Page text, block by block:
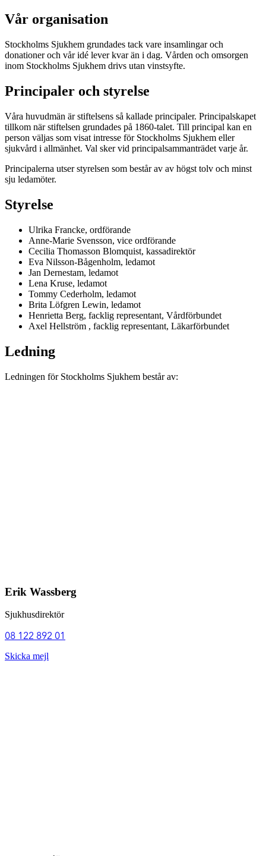
Vår organisation
Stockholms Sjukhem grundades tack vare insamlingar och
donationer och vår idé lever kvar än i dag. Vården och omsorgen
inom Stockholms Sjukhem drivs utan vinstsyfte.
Principaler och styrelse
Våra huvudmän är stiftelsens så kallade principaler. Principalskapet
tillkom när stiftelsen grundades på 1860-talet. Till principal kan en
person väljas som visat intresse för Stockholms Sjukhem eller
sjukvård i allmänhet. Val sker vid principalsammanträdet varje år.
Principalerna utser styrelsen som består av av högst tolv och minst
sju ledamöter.
Styrelse
Ulrika Francke, ordförande
Anne-Marie Svensson, vice ordförande
Cecilia Thomasson Blomquist, kassadirektör
Eva Nilsson-Bågenholm, ledamot
Jan Dernestam, ledamot
Lena Kruse, ledamot
Tommy Cederholm, ledamot
Brita Löfgren Lewin, ledamot
Henrietta Berg, facklig representant, Vårdförbundet
Axel Hellström , facklig representant, Läkarförbundet
Ledning
Ledningen för Stockholms Sjukhem består av:
Erik Wassberg
Sjukhusdirektör
08 122 892 01
Skicka mejl